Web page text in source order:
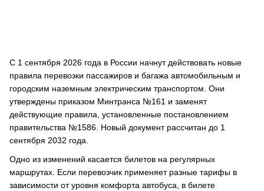
С 1 сентября 2026 года в России начнут действовать новые
правила перевозки пассажиров и багажа автомобильным и
городским наземным электрическим транспортом. Они
утверждены приказом Минтранса №161 и заменят
действующие правила, установленные постановлением
правительства №1586. Новый документ рассчитан до 1
сентября 2032 года.
Одно из изменений касается билетов на регулярных
маршрутах. Если перевозчик применяет разные тарифы в
зависимости от уровня комфорта автобуса, в билете